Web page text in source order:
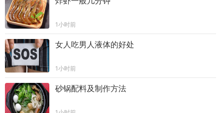
1小时前
女人吃男人液体的好处
1小时前
砂锅配料及制作方法